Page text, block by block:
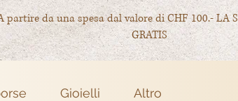
partire da una spesa dal valore di CHF 100.- LA
GRATIS
Gioielli Altro